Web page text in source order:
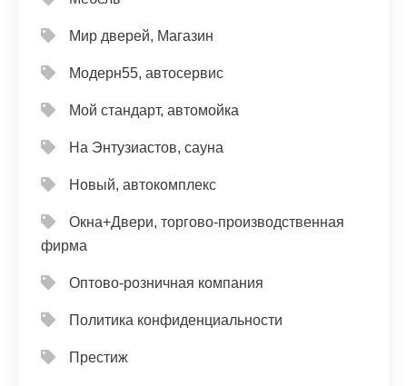
Мир дверей, Магазин
Модерн55, автосервис
Мой стандарт, автомойка
На Энтузиастов, сауна
Новый, автокомплекс
Окна+Двери, торгово-производственная
фирма
Оптово-розничная компания
Политика конфиденциальности
Престиж